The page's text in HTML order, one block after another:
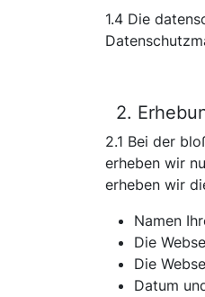
1.4 Die
2.
2.1 Bei der
erheben wir
erheben wir
Namen
Die
Die
Datum